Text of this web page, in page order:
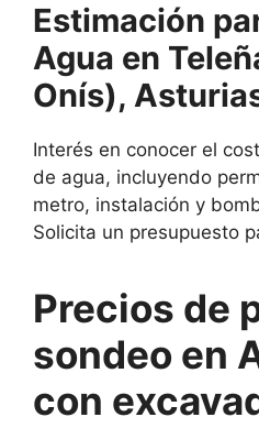
Estimación
Agua en
Onís),
Interés en conocer el
de agua, incluyendo
metro, instalación y
Solicita un presupuesto
Precios de
sondeo en
con